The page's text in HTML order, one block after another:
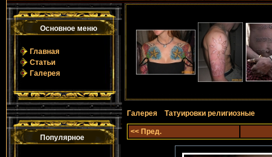
Основное мeню
Главная
Статьи
Галерея
Популярное
Галерея Татуировки религиозные
<< Пред.